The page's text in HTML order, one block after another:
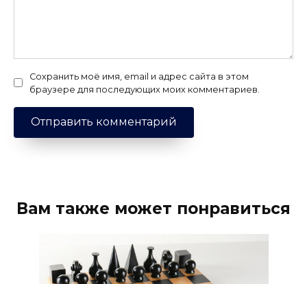
Сохранить моё имя, email и адрес сайта в этом
браузере для последующих моих комментариев.
Вам также может понравиться